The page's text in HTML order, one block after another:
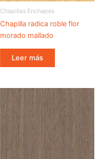
Chapillas Enchapes
Chapilla radica roble flor
morado mallado
Leer más